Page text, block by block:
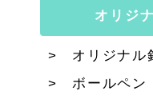
オリジ
オリジナル
ボールペン